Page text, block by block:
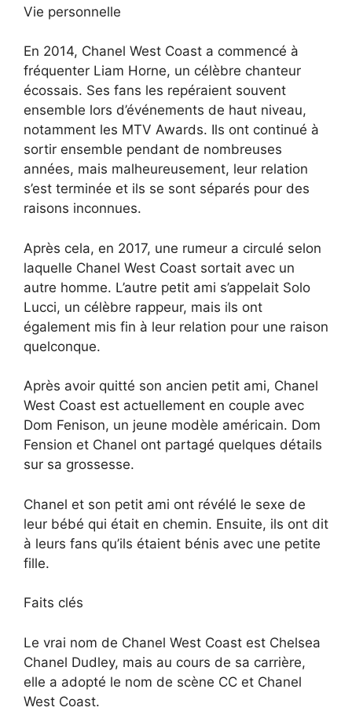
Vie personnelle
En 2014, Chanel West Coast a commencé à
fréquenter Liam Horne, un célèbre chanteur
écossais. Ses fans les repéraient souvent
ensemble lors d’événements de haut niveau,
notamment les MTV Awards. Ils ont continué à
sortir ensemble pendant de nombreuses
années, mais malheureusement, leur relation
s’est terminée et ils se sont séparés pour des
raisons inconnues.
Après cela, en 2017, une rumeur a circulé selon
laquelle Chanel West Coast sortait avec un
autre homme. L’autre petit ami s’appelait Solo
Lucci, un célèbre rappeur, mais ils ont
également mis fin à leur relation pour une raison
quelconque.
Après avoir quitté son ancien petit ami, Chanel
West Coast est actuellement en couple avec
Dom Fenison, un jeune modèle américain. Dom
Fension et Chanel ont partagé quelques détails
sur sa grossesse.
Chanel et son petit ami ont révélé le sexe de
leur bébé qui était en chemin. Ensuite, ils ont dit
à leurs fans qu’ils étaient bénis avec une petite
fille.
Faits clés
Le vrai nom de Chanel West Coast est Chelsea
Chanel Dudley, mais au cours de sa carrière,
elle a adopté le nom de scène CC et Chanel
West Coast.